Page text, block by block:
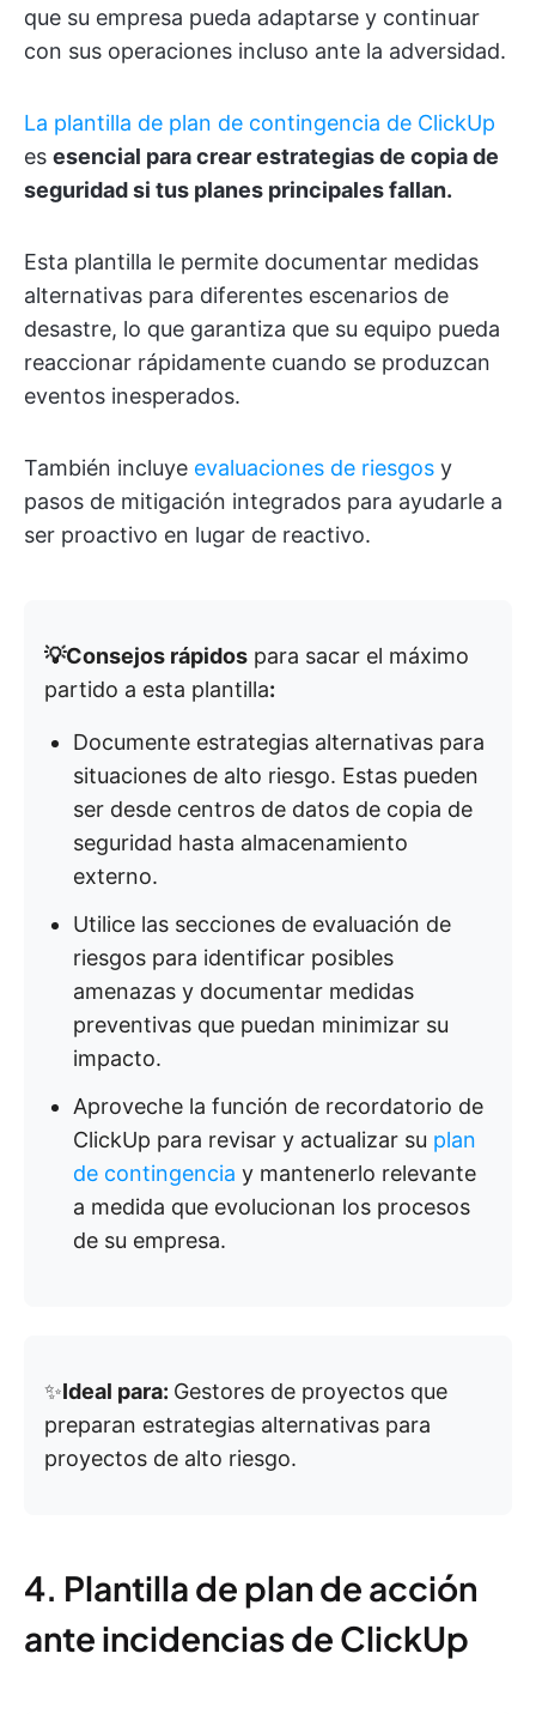
que su empresa pueda adaptarse y continuar
con sus operaciones incluso ante la adversidad.
La plantilla de plan de contingencia de ClickUp
es esencial para crear estrategias de copia de
seguridad si tus planes principales fallan.
Esta plantilla le permite documentar medidas
alternativas para diferentes escenarios de
desastre, lo que garantiza que su equipo pueda
reaccionar rápidamente cuando se produzcan
eventos inesperados.
También incluye evaluaciones de riesgos y
pasos de mitigación integrados para ayudarle a
ser proactivo en lugar de reactivo.
💡Consejos rápidos para sacar el máximo
partido a esta plantilla:
Documente estrategias alternativas para
situaciones de alto riesgo. Estas pueden
ser desde centros de datos de copia de
seguridad hasta almacenamiento
externo.
Utilice las secciones de evaluación de
riesgos para identificar posibles
amenazas y documentar medidas
preventivas que puedan minimizar su
impacto.
Aproveche la función de recordatorio de
ClickUp para revisar y actualizar su plan
de contingencia y mantenerlo relevante
a medida que evolucionan los procesos
de su empresa.
✨Ideal para: Gestores de proyectos que
preparan estrategias alternativas para
proyectos de alto riesgo.
4. Plantilla de plan de acción
ante incidencias de ClickUp